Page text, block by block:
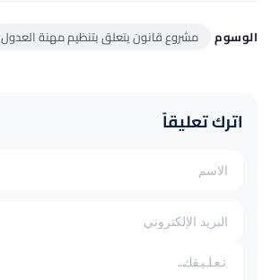
الوسوم مشروع قانون يتعلق بتنظيم مهنة العدول
اترك تعليقاً